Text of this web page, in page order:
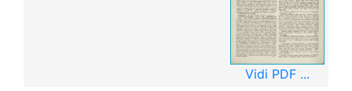
Vidi PDF ...